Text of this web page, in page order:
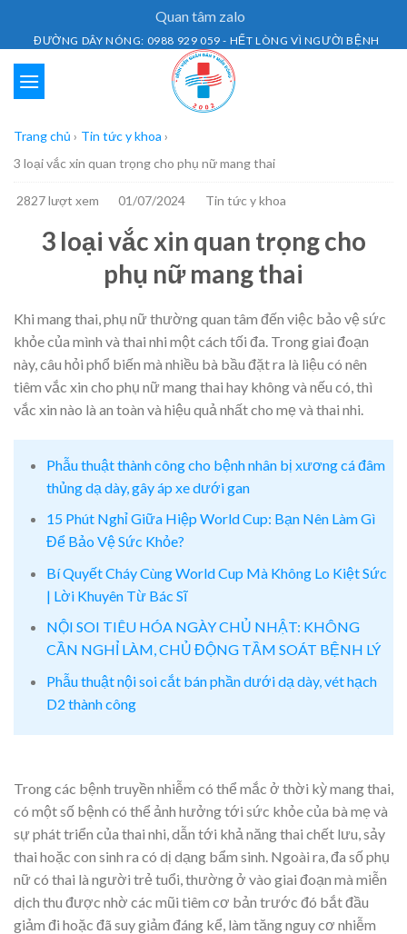
Quan tâm zalo
ĐƯỜNG DÂY NÓNG: 0988 929 059 - HẾT LÒNG VÌ NGƯỜI BỆNH
Trang chủ › Tin tức y khoa ›
3 loại vắc xin quan trọng cho phụ nữ mang thai
2827 lượt xem 01/07/2024 Tin tức y khoa
3 loại vắc xin quan trọng cho
phụ nữ mang thai
Khi mang thai, phụ nữ thường quan tâm đến việc bảo vệ sức
khỏe của mình và thai nhi một cách tối đa. Trong giai đoạn
này, câu hỏi phổ biến mà nhiều bà bầu đặt ra là liệu có nên
tiêm vắc xin cho phụ nữ mang thai hay không và nếu có, thì
vắc xin nào là an toàn và hiệu quả nhất cho mẹ và thai nhi.
Phẫu thuật thành công cho bệnh nhân bị xương cá đâm
thủng dạ dày, gây áp xe dưới gan
15 Phút Nghỉ Giữa Hiệp World Cup: Bạn Nên Làm Gì
Để Bảo Vệ Sức Khỏe?
Bí Quyết Cháy Cùng World Cup Mà Không Lo Kiệt Sức
| Lời Khuyên Từ Bác Sĩ
NỘI SOI TIÊU HÓA NGÀY CHỦ NHẬT: KHÔNG
CẦN NGHỈ LÀM, CHỦ ĐỘNG TẦM SOÁT BỆNH LÝ
Phẫu thuật nội soi cắt bán phần dưới dạ dày, vét hạch
D2 thành công
Trong các bệnh truyền nhiễm có thể mắc ở thời kỳ mang thai,
có một số bệnh có thể ảnh hưởng tới sức khỏe của bà mẹ và
sự phát triển của thai nhi, dẫn tới khả năng thai chết lưu, sảy
thai hoặc con sinh ra có dị dạng bẩm sinh. Ngoài ra, đa số phụ
nữ có thai là người trẻ tuổi, thường ở vào giai đoạn mà miễn
dịch thu được nhờ các mũi tiêm cơ bản trước đó bắt đầu
giảm đi hoặc đã suy giảm đáng kể, làm tăng nguy cơ nhiễm